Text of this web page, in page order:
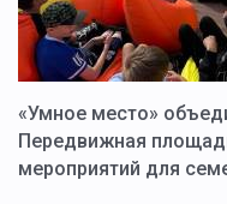
«Умное место»
Передвижная
мероприятий для